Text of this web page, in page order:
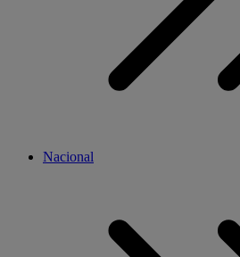
Nacional